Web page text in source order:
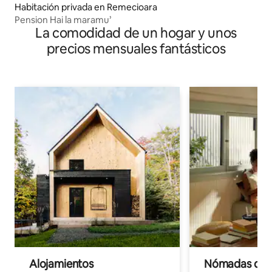
Habitación privada en Remecioara
Pension Hai la maramu’
La comodidad de un hogar y unos
precios mensuales fantásticos
Alojamientos
Nómadas